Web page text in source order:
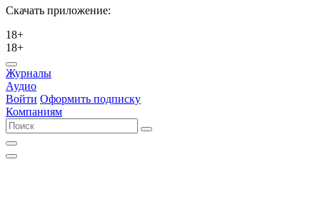
Скачать приложение:
18+
18+
Журналы
Аудио
Войти Оформить подписку
Компаниям